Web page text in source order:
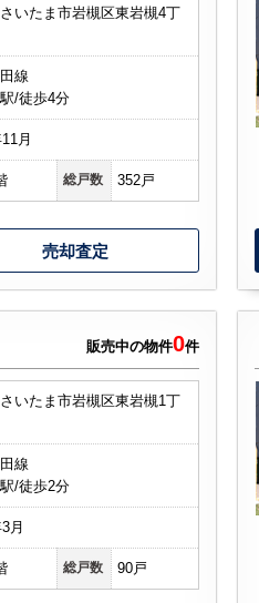
いたま市岩槻区東岩槻4丁
線
/徒歩4分
月
総戸数 352戸
売却査定
販売中の物件0件
いたま市岩槻区東岩槻1丁
線
/徒歩2分
月
総戸数 90戸